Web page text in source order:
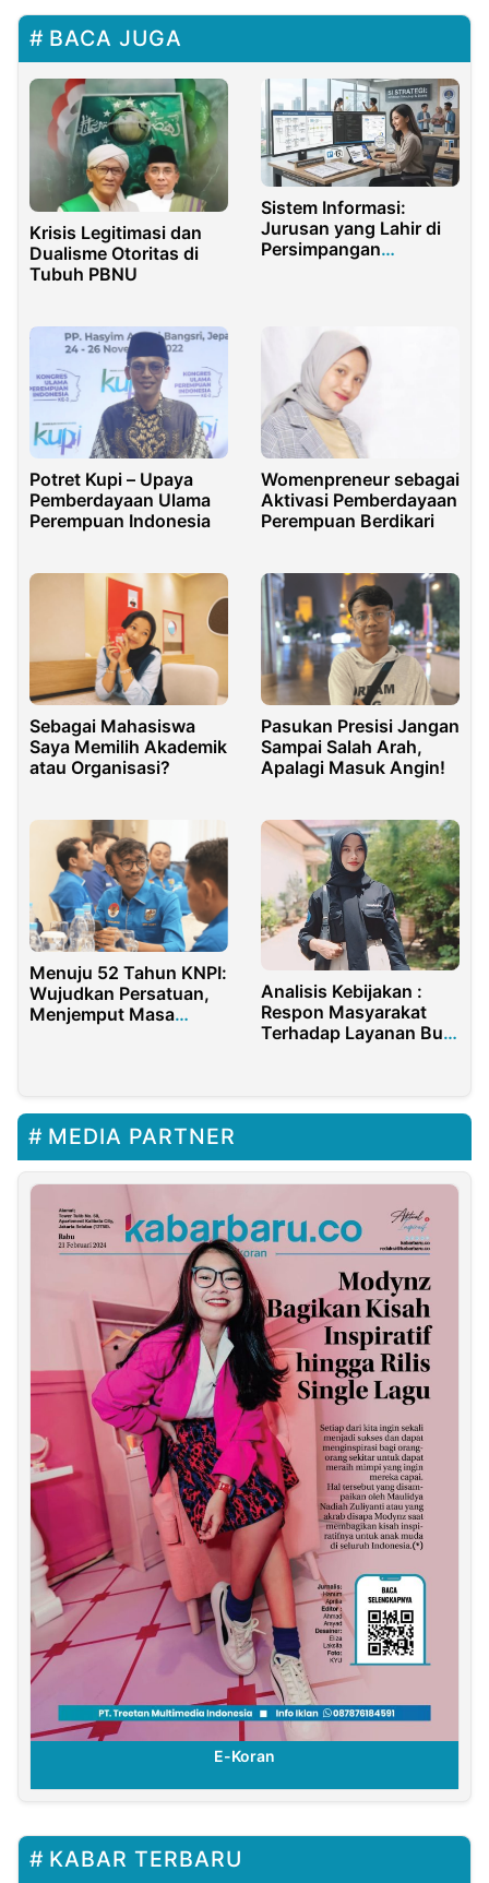
BACA JUGA
Krisis Legitimasi dan
Dualisme Otoritas di
Tubuh PBNU
Sistem Informasi:
Jurusan yang Lahir di
Persimpangan
Potret Kupi – Upaya
Pemberdayaan Ulama
Perempuan Indonesia
Womenpreneur sebagai
Aktivasi Pemberdayaan
Perempuan Berdikari
Sebagai Mahasiswa
Saya Memilih Akademik
atau Organisasi?
Pasukan Presisi Jangan
Sampai Salah Arah,
Apalagi Masuk Angin!
Menuju 52 Tahun KNPI:
Wujudkan Persatuan,
Menjemput Masa
Analisis Kebijakan :
Respon Masyarakat
Terhadap Layanan Bus
MEDIA PARTNER
E-Koran
KABAR TERBARU